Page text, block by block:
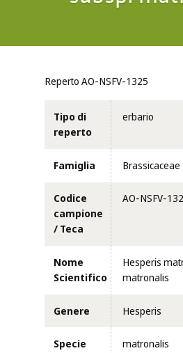
Reperto AO-NSFV-1325
Tipo di
reperto
erbario
Famiglia Brassicaceae
Codice
campione
/ Teca
AO-NSFV-
Nome
Scientifico
Hesperis
matronalis
Genere Hesperis
Specie matronalis